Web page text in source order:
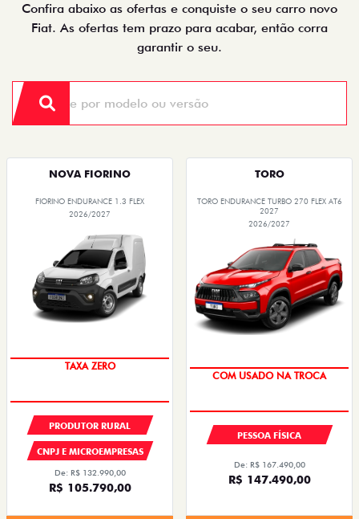
Confira abaixo as ofertas e conquiste o seu carro novo
Fiat. As ofertas tem prazo para acabar, então corra
garantir o seu.
NOVA FIORINO
FIORINO ENDURANCE 1.3 FLEX
2026/2027
TAXA ZERO
PRODUTOR RURAL
CNPJ E MICROEMPRESAS
De: R$ 132.990,00
R$ 105.790,00
TORO
TORO ENDURANCE TURBO 270 FLEX AT6
2027
2026/2027
OPORTUNIDADE
PESSOA FÍSICA
De: R$ 167.490,00
R$ 147.490,00